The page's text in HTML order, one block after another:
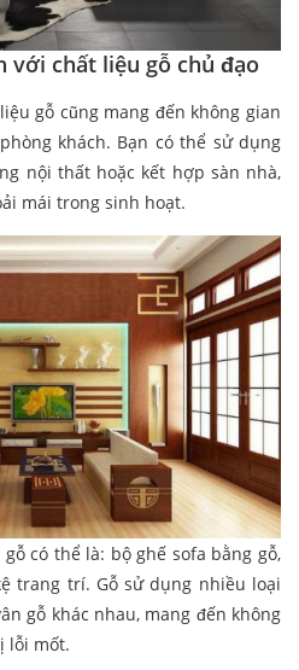
với chất liệu gỗ chủ đạo
gỗ cũng mang đến không gian
khách. Bạn có thể sử dụng
nội thất hoặc kết hợp sàn nhà,
mái trong sinh hoạt.
có thể là: bộ ghế sofa bằng gỗ,
trang trí. Gỗ sử dụng nhiều loại
gỗ khác nhau, mang đến không
lỗi mốt.